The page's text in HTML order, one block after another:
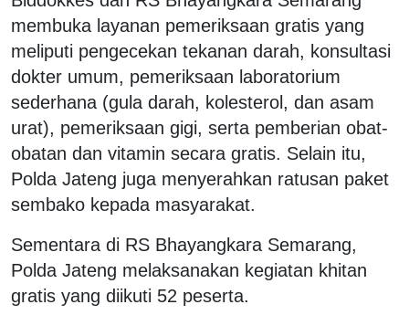
membuka layanan pemeriksaan gratis yang
meliputi pengecekan tekanan darah, konsultasi
dokter umum, pemeriksaan laboratorium
sederhana (gula darah, kolesterol, dan asam
urat), pemeriksaan gigi, serta pemberian obat-
obatan dan vitamin secara gratis. Selain itu,
Polda Jateng juga menyerahkan ratusan paket
sembako kepada masyarakat.
Sementara di RS Bhayangkara Semarang,
Polda Jateng melaksanakan kegiatan khitan
gratis yang diikuti 52 peserta.